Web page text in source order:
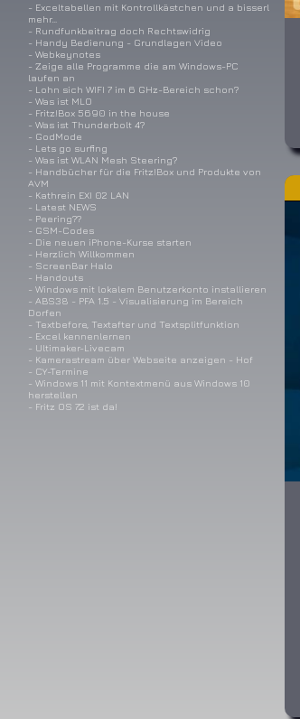
- Exceltabellen mit Kontrollkästchen und a bisserl
mehr…
- Rundfunkbeitrag doch Rechtswidrig
- Handy Bedienung - Grundlagen Video
- Webkeynotes
- Zeige alle Programme die am Windows-PC
laufen an
- Lohn sich WIFI 7 im 6 GHz-Bereich schon?
- Was ist MLO
- Fritz!Box 5690 in the house
- Was ist Thunderbolt 4?
- GodMode
- Lets go surfing
- Was ist WLAN Mesh Steering?
- Handbücher für die Fritz!Box und Produkte von
AVM
- Kathrein EXI 02 LAN
- Latest NEWS
- Peering??
- GSM-Codes
- Die neuen iPhone-Kurse starten
- Herzlich Willkommen
- ScreenBar Halo
- Handouts
- Windows mit lokalem Benutzerkonto installieren
- ABS38 - PFA 1.5 - Visualisierung im Bereich
Dorfen
- Textbefore, Textafter und Textsplitfunktion
- Excel kennenlernen
- Ultimaker-Livecam
- Kamerastream über Webseite anzeigen - Hof
- CY-Termine
- Windows 11 mit Kontextmenü aus Windows 10
herstellen
- Fritz OS 7.2 ist da!